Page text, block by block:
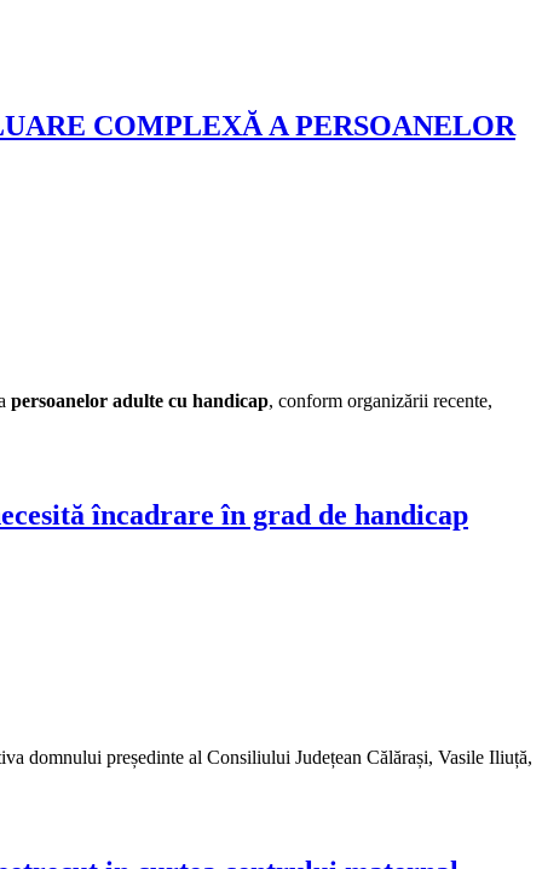
COMPLEXĂ A PERSOANELOR
persoanelor adulte cu handicap, conform organizării recente,
încadrare în grad de handicap
domnului președinte al Consiliului Județean Călărași, Vasile Iliuță,